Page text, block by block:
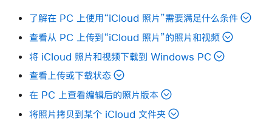
了解在 PC 上使用“iCloud 照片”需要满足什么条件
查看从 PC 上传到“iCloud 照片”的照片和视频
将 iCloud 照片和视频下载到 Windows PC
查看上传或下载状态
在 PC 上查看编辑后的照片版本
将照片拷贝到某个 iCloud 文件夹